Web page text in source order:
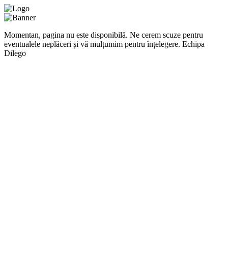
Momentan, pagina nu este disponibilă. Ne cerem scuze pentru
eventualele neplăceri și vă mulțumim pentru înțelegere. Echipa
Dilego